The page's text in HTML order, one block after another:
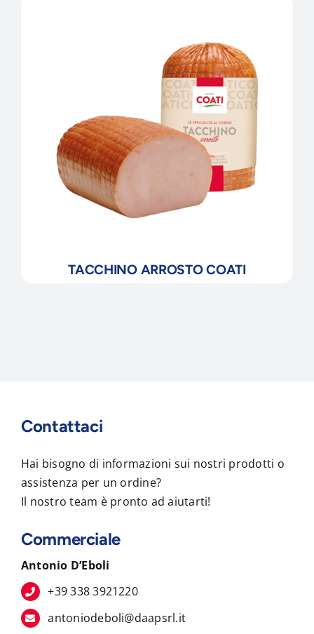
TACCHINO ARROSTO COATI
Contattaci
Hai bisogno di informazioni sui nostri prodotti o
assistenza per un ordine?
Il nostro team è pronto ad aiutarti!
Commerciale
Antonio D’Eboli
+39 338 3921220
antoniodeboli@daapsrl.it